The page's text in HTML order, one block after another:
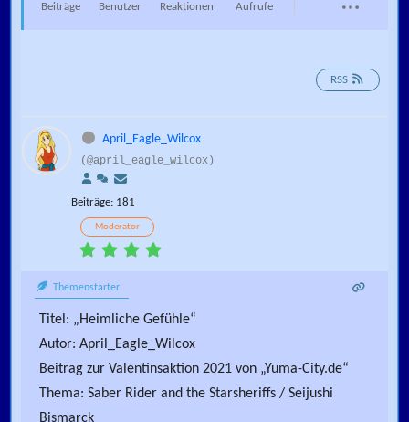
Beiträge Benutzer Reaktionen Aufrufe
RSS
April_Eagle_Wilcox
(@april_eagle_wilcox)
Beiträge: 181
Moderator
Themenstarter
Titel: „Heimliche Gefühle“
Autor: April_Eagle_Wilcox
Beitrag zur Valentinsaktion 2021 von „Yuma-City.de“
Thema: Saber Rider and the Starsheriffs / Seijushi
Bismarck